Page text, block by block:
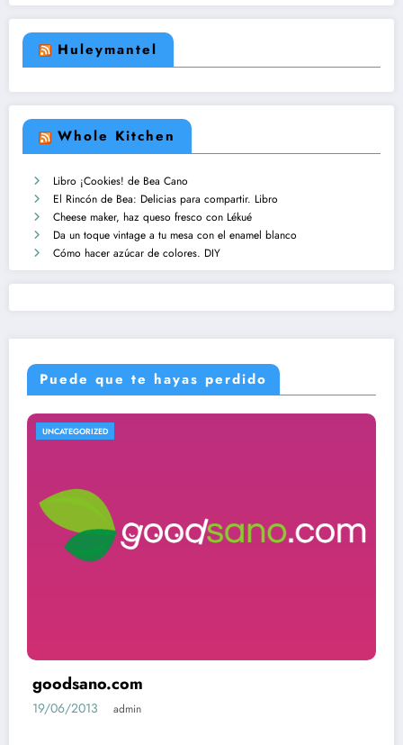
Huleymantel
Whole Kitchen
Libro ¡Cookies! de Bea Cano
El Rincón de Bea: Delicias para compartir. Libro
Cheese maker, haz queso fresco con Lékué
Da un toque vintage a tu mesa con el enamel blanco
Cómo hacer azúcar de colores. DIY
Puede que te hayas perdido
UNCATEGORIZED
goodsano.com
19/06/2013 admin